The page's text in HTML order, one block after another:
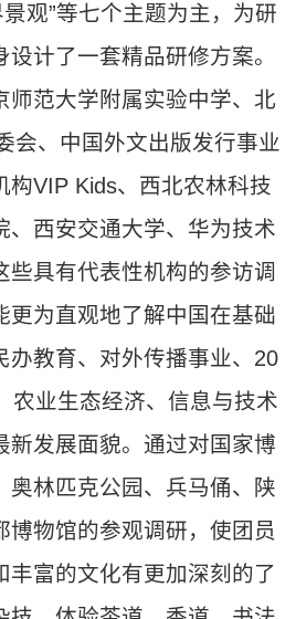
观”等七个主题为主，为研
计了一套精品研修方案。
师范大学附属实验中学、北
会、中国外文出版发行事业
构VIP Kids、西北农林科技
、西安交通大学、华为技术
些具有代表性机构的参访调
更为直观地了解中国在基础
办教育、对外传播事业、20
农业生态经济、信息与技术
新发展面貌。通过对国家博
奥林匹克公园、兵马俑、陕
博物馆的参观调研，使团员
丰富的文化有更加深刻的了